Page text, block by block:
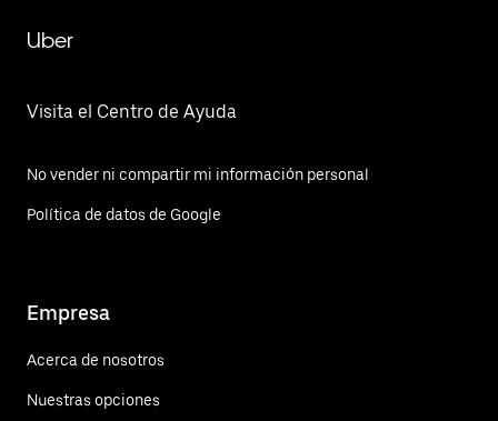
Uber
Visita el Centro de Ayuda
No vender ni compartir mi información personal
Política de datos de Google
Empresa
Acerca de nosotros
Nuestras opciones